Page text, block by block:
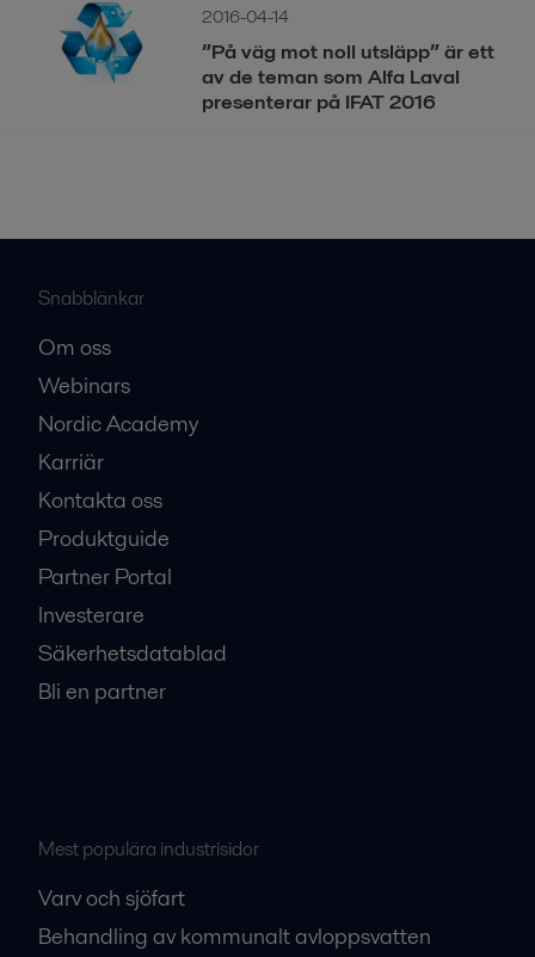
2016-04-14
”På väg mot noll utsläpp” är ett
av de teman som Alfa Laval
presenterar på IFAT 2016
Snabblänkar
Om oss
Webinars
Nordic Academy
Karriär
Kontakta oss
Produktguide
Partner Portal
Investerare
Säkerhetsdatablad
Bli en partner
Mest populära industrisidor
Varv och sjöfart
Behandling av kommunalt avloppsvatten